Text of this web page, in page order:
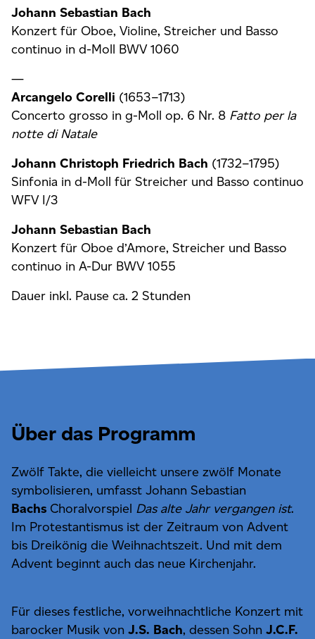
Johann Sebastian Bach
Konzert für Oboe, Violine, Streicher und Basso
continuo in d-Moll BWV 1060
—
Arcangelo Corelli (1653–1713)
Concerto grosso in g-Moll op. 6 Nr. 8 Fatto per la
notte di Natale
Johann Christoph Friedrich Bach (1732–1795)
Sinfonia in d-Moll für Streicher und Basso continuo
WFV I/3
Johann Sebastian Bach
Konzert für Oboe d’Amore, Streicher und Basso
continuo in A-Dur BWV 1055
Dauer inkl. Pause ca. 2 Stunden
Über das Programm
Zwölf Takte, die vielleicht unsere zwölf Monate
symbolisieren, umfasst Johann Sebastian
Bachs Choralvorspiel Das alte Jahr vergangen ist.
Im Protestantismus ist der Zeitraum von Advent
bis Dreikönig die Weihnachtszeit. Und mit dem
Advent beginnt auch das neue Kirchenjahr.
Für dieses festliche, vorweihnachtliche Konzert mit
barocker Musik von J.S. Bach, dessen Sohn J.C.F.